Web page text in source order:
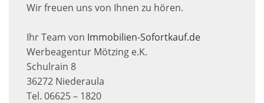
Wir freuen uns von Ihnen zu hören.
Ihr Team von Immobilien-Sofortkauf.de
Werbeagentur Mötzing e.K.
Schulrain 8
36272 Niederaula
Tel. 06625 – 1820